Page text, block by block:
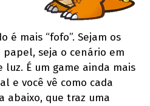
é mais “fofo”. Sejam os
seja o cenário em
luz. É um game ainda mais
e você vê como cada
abaixo, que traz uma